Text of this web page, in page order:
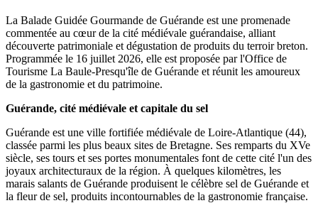
La Balade Guidée Gourmande de Guérande est une promenade
commentée au cœur de la cité médiévale guérandaise, alliant
découverte patrimoniale et dégustation de produits du terroir breton.
Programmée le 16 juillet 2026, elle est proposée par l'Office de
Tourisme La Baule-Presqu'île de Guérande et réunit les amoureux
de la gastronomie et du patrimoine.
Guérande, cité médiévale et capitale du sel
Guérande est une ville fortifiée médiévale de Loire-Atlantique (44),
classée parmi les plus beaux sites de Bretagne. Ses remparts du XVe
siècle, ses tours et ses portes monumentales font de cette cité l'un des
joyaux architecturaux de la région. À quelques kilomètres, les
marais salants de Guérande produisent le célèbre sel de Guérande et
la fleur de sel, produits incontournables de la gastronomie française.